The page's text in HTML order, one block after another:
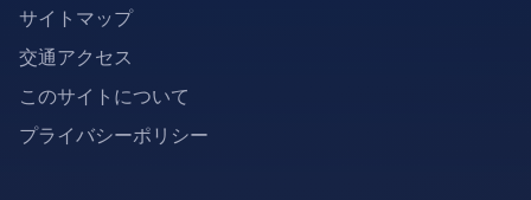
サイトマップ
交通アクセス
このサイトについて
プライバシーポリシー